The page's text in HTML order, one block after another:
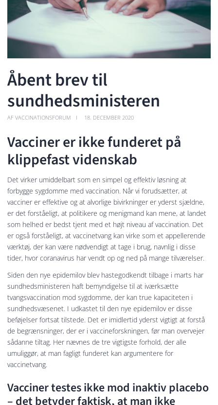
Åbent brev til
sundhedsministeren
AF VACCINATIONSFORUM 18. DECEMBER 2020
Vacciner er ikke funderet på
klippefast videnskab
Det virker umiddelbart som en simpel og effektiv løsning at
forbygge sygdomme med vaccination. Når vi forudsætter, at
vacciner er effektive og at alvorlige bivirkninger er yderst sjældne,
er det forståeligt, at politikere og menigmand kan mene, at landet
som helhed er bedst tjent med et højt niveau af vaccination. Det
er også forståeligt, at vaccinetvang kan virke som et appellerende
værktøj, der kan være nødvendigt at tage i brug, navnlig i disse
tider, hvor coranavirus har vendt op og ned på mange tilværelser.
Siden den nye epidemilov blev hastegodkendt tilbage i marts har
sundhedsministeren haft bemyndigelse til at iværksætte
tvangsvaccination mod sygdomme, der kan true kapaciteten i
sundhedsvæsenet. I udkastet til den nye epidemilov er disse
beføjelser fortsat tilstede. Det er imidlertid yderst vigtigt at forstå
de begrænsninger, der er i vaccineforskningen, før man overvejer
sådanne tiltag. Her nævnes de tre vigtigste forhold, der alle
umuliggør, at man fagligt funderet kan argumentere for
vaccinetvang.
Vacciner testes ikke mod inaktiv placebo
– det betyder faktisk, at man ikke